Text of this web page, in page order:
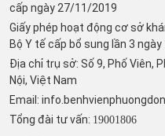
cấp ngày 27/11/2019
Giấy phép hoạt động cơ sở
Bộ Y tế cấp bổ sung lần 3
Địa chỉ trụ sở: Số 9, Phố Viên,
Nội, Việt Nam
Email:
Tổng đài tư vấn: 19001806